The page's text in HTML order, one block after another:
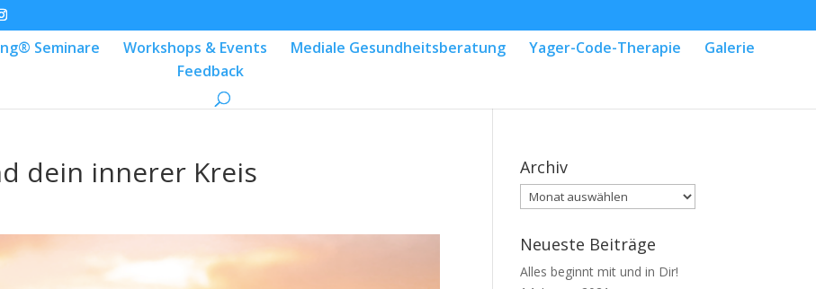
Seminare Workshops & Events Mediale Gesundheitsberatung Yager-Code-Therapie
Galerie
Feedback
dein innerer Kreis Archiv
Archiv
Neueste Beiträge
Alles beginnt mit und in Dir!